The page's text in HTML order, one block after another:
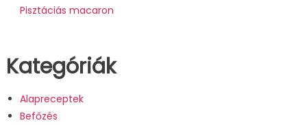
Pisztáciás macaron
Kategóriák
Alapreceptek
Befőzés